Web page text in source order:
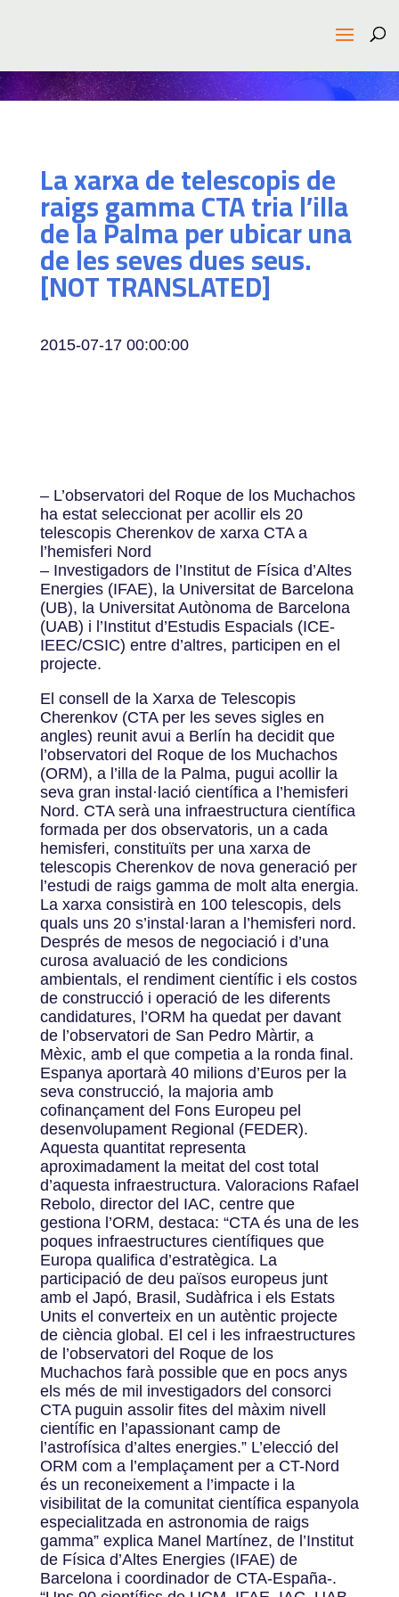
La xarxa de telescopis de
raigs gamma CTA tria l’illa
de la Palma per ubicar una
de les seves dues seus.
[NOT TRANSLATED]
2015-07-17 00:00:00
– L’observatori del Roque de los Muchachos
ha estat seleccionat per acollir els 20
telescopis Cherenkov de xarxa CTA a
l’hemisferi Nord
– Investigadors de l’Institut de Física d’Altes
Energies (IFAE), la Universitat de Barcelona
(UB), la Universitat Autònoma de Barcelona
(UAB) i l’Institut d’Estudis Espacials (ICE-
IEEC/CSIC) entre d’altres, participen en el
projecte.
El consell de la Xarxa de Telescopis
Cherenkov (CTA per les seves sigles en
angles) reunit avui a Berlín ha decidit que
l’observatori del Roque de los Muchachos
(ORM), a l’illa de la Palma, pugui acollir la
seva gran instal·lació científica a l’hemisferi
Nord. CTA serà una infraestructura científica
formada per dos observatoris, un a cada
hemisferi, constituïts per una xarxa de
telescopis Cherenkov de nova generació per
l’estudi de raigs gamma de molt alta energia.
La xarxa consistirà en 100 telescopis, dels
quals uns 20 s’instal·laran a l’hemisferi nord.
Després de mesos de negociació i d’una
curosa avaluació de les condicions
ambientals, el rendiment científic i els costos
de construcció i operació de les diferents
candidatures, l’ORM ha quedat per davant
de l’observatori de San Pedro Màrtir, a
Mèxic, amb el que competia a la ronda final.
Espanya aportarà 40 milions d’Euros per la
seva construcció, la majoria amb
cofinançament del Fons Europeu pel
desenvolupament Regional (FEDER).
Aquesta quantitat representa
aproximadament la meitat del cost total
d’aquesta infraestructura. Valoracions Rafael
Rebolo, director del IAC, centre que
gestiona l’ORM, destaca: “CTA és una de les
poques infraestructures científiques que
Europa qualifica d’estratègica. La
participació de deu països europeus junt
amb el Japó, Brasil, Sudàfrica i els Estats
Units el converteix en un autèntic projecte
de ciència global. El cel i les infraestructures
de l’observatori del Roque de los
Muchachos farà possible que en pocs anys
els més de mil investigadors del consorci
CTA puguin assolir fites del màxim nivell
científic en l’apassionant camp de
l’astrofísica d’altes energies.” L’elecció del
ORM com a l’emplaçament per a CT-Nord
és un reconeixement a l’impacte i la
visibilitat de la comunitat científica espanyola
especialitzada en astronomia de raigs
gamma” explica Manel Martínez, de l’Institut
de Física d’Altes Energies (IFAE) de
Barcelona i coordinador de CTA-España-.